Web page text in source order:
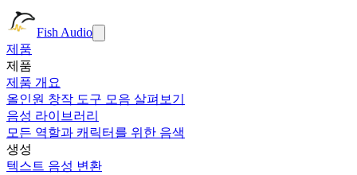
Fish Audio
제품
제품
제품 개요
올인원 창작 도구 모음 살펴보기
음성 라이브러리
모든 역할과 캐릭터를 위한 음색
생성
텍스트 음성 변환